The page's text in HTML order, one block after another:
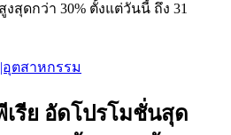
สุดกว่า 30% ตั้งแต่วันนี้ ถึง 31
ตสาหกรรม
รีย อัดโปรโมชั่นสุด